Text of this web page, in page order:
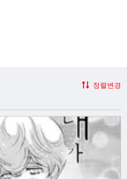
정렬변경